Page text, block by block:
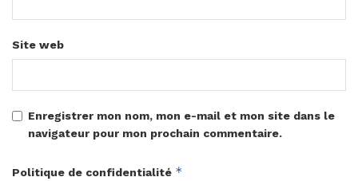
Site web
Enregistrer mon nom, mon e-mail et mon site dans le
navigateur pour mon prochain commentaire.
Politique de confidentialité *